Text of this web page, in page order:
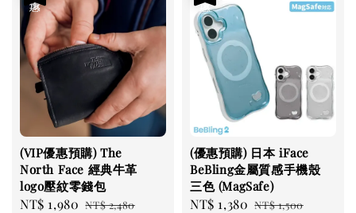
(VIP優惠預購) The
North Face 經典牛革
logo壓紋零錢包
Sale
NT$ 1,980 Regular
NT$ 2,480
(優惠預購) 日本 iFace
BeBling金屬質感手機殼
三色 (MagSafe)
Sale
NT$ 1,380 Regular
NT$ 1,500